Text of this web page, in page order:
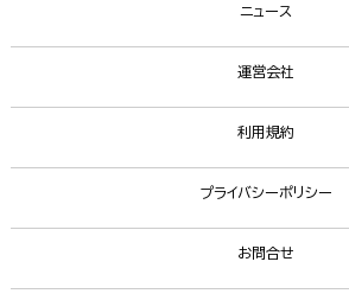
ニュース
運営会社
利用規約
プライバシーポリシー
お問合せ